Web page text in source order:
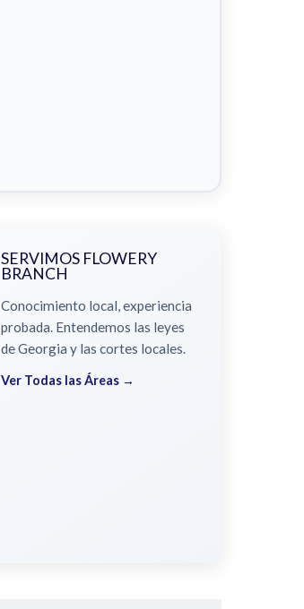
SERVIMOS FLOWERY
BRANCH
Conocimiento local, experiencia
probada. Entendemos las leyes
de Georgia y las cortes locales.
Ver Todas las Áreas →